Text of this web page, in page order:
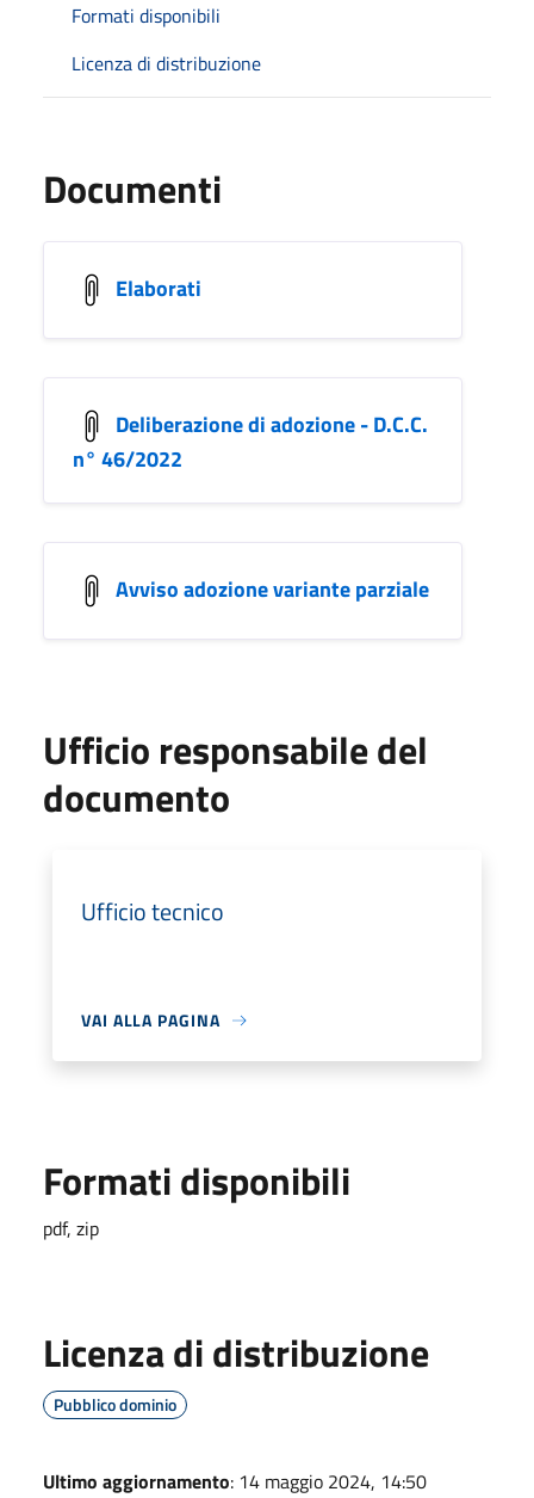
Formati disponibili
Licenza di distribuzione
Documenti
Elaborati
Deliberazione di adozione - D.C.C.
n° 46/2022
Avviso adozione variante parziale
Ufficio responsabile del
documento
Ufficio tecnico
VAI ALLA PAGINA
Formati disponibili
pdf, zip
Licenza di distribuzione
Pubblico dominio
Ultimo aggiornamento: 14 maggio 2024, 14:50